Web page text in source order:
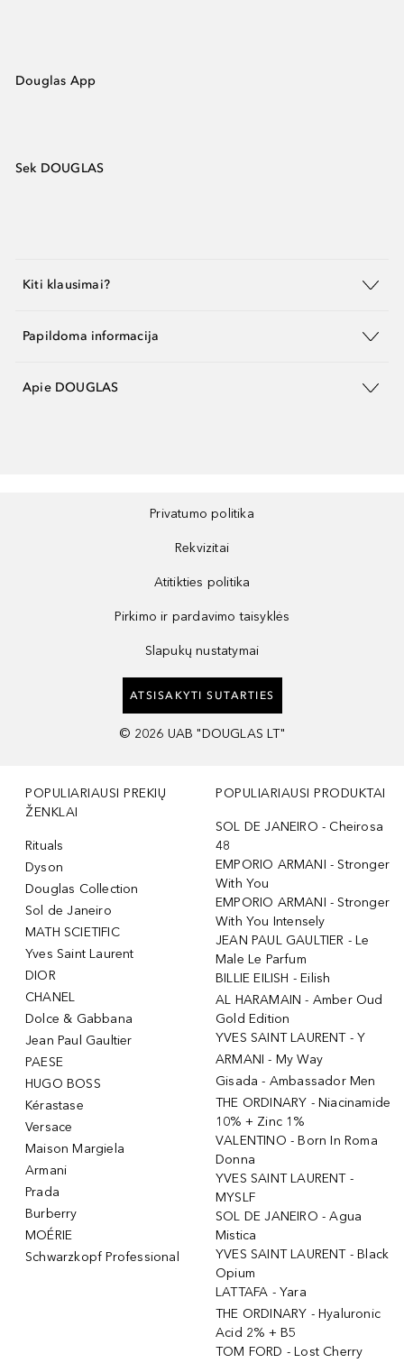
Douglas App
Sek DOUGLAS
Kiti klausimai?
Papildoma informacija
Apie DOUGLAS
Privatumo politika
Rekvizitai
Atitikties politika
Pirkimo ir pardavimo taisyklės
Slapukų nustatymai
ATSISAKYTI SUTARTIES
© 2026 UAB "DOUGLAS LT"
POPULIARIAUSI PREKIŲ
ŽENKLAI
Rituals
Dyson
Douglas Collection
Sol de Janeiro
MATH SCIETIFIC
Yves Saint Laurent
DIOR
CHANEL
Dolce & Gabbana
Jean Paul Gaultier
PAESE
HUGO BOSS
Kérastase
Versace
Maison Margiela
Armani
Prada
Burberry
MOÉRIE
Schwarzkopf Professional
POPULIARIAUSI PRODUKTAI
SOL DE JANEIRO - Cheirosa
48
EMPORIO ARMANI - Stronger
With You
EMPORIO ARMANI - Stronger
With You Intensely
JEAN PAUL GAULTIER - Le
Male Le Parfum
BILLIE EILISH - Eilish
AL HARAMAIN - Amber Oud
Gold Edition
YVES SAINT LAURENT - Y
ARMANI - My Way
Gisada - Ambassador Men
THE ORDINARY - Niacinamide
10% + Zinc 1%
VALENTINO - Born In Roma
Donna
YVES SAINT LAURENT -
MYSLF
SOL DE JANEIRO - Agua
Mistica
YVES SAINT LAURENT - Black
Opium
LATTAFA - Yara
THE ORDINARY - Hyaluronic
Acid 2% + B5
TOM FORD - Lost Cherry